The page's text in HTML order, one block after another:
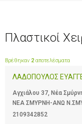
Πλαστικοί
Βρέθηκαν 2 αποτελέσματα
ΛΑΔΟΠΟΥΛΟΣ
Αγχιάλου 37, Νέα
ΝΕΑ ΣΜΥΡΝΗ-ΑΝΩ
2109342852